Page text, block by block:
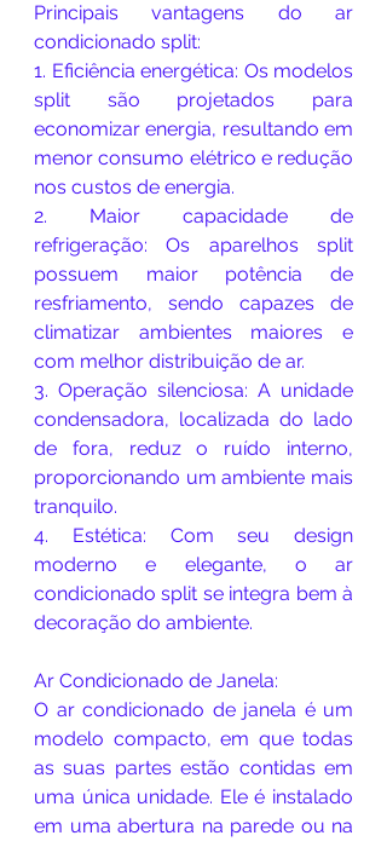
Principais vantagens do ar
condicionado split:
1. Eficiência energética: Os modelos
split são projetados para
economizar energia, resultando em
menor consumo elétrico e redução
nos custos de energia.
2. Maior capacidade de
refrigeração: Os aparelhos split
possuem maior potência de
resfriamento, sendo capazes de
climatizar ambientes maiores e
com melhor distribuição de ar.
3. Operação silenciosa: A unidade
condensadora, localizada do lado
de fora, reduz o ruído interno,
proporcionando um ambiente mais
tranquilo.
4. Estética: Com seu design
moderno e elegante, o ar
condicionado split se integra bem à
decoração do ambiente.
Ar Condicionado de Janela:
O ar condicionado de janela é um
modelo compacto, em que todas
as suas partes estão contidas em
uma única unidade. Ele é instalado
em uma abertura na parede ou na